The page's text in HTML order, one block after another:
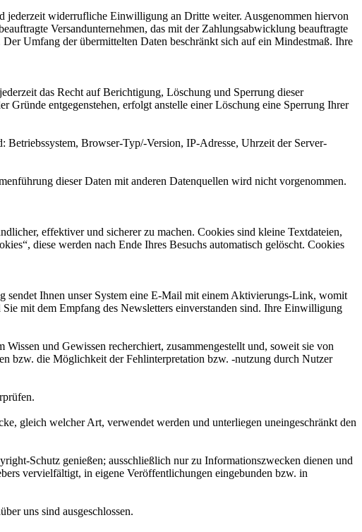
jederzeit widerrufliche Einwilligung an Dritte weiter. Ausgenommen hiervon
Versandunternehmen, das mit der Zahlungsabwicklung beauftragte
Umfang der übermittelten Daten beschränkt sich auf ein Mindestmaß. Ihre
das Recht auf Berichtigung, Löschung und Sperrung dieser
Gründe entgegenstehen, erfolgt anstelle einer Löschung eine Sperrung Ihrer
Browser-Typ/-Version, IP-Adresse, Uhrzeit der Server-
dieser Daten mit anderen Datenquellen wird nicht vorgenommen.
effektiver und sicherer zu machen. Cookies sind kleine Textdateien,
diese werden nach Ende Ihres Besuchs automatisch gelöscht. Cookies
sendet Ihnen unser System eine E-Mail mit einem Aktivierungs-Link, womit
mit dem Empfang des Newsletters einverstanden sind. Ihre Einwilligung
und Gewissen recherchiert, zusammengestellt und, soweit sie von
bzw. die Möglichkeit der Fehlinterpretation bzw. -nutzung durch Nutzer
gleich welcher Art, verwendet werden und unterliegen uneingeschränkt den
Schutz genießen; ausschließlich nur zu Informationszwecken dienen und
vervielfältigt, in eigene Veröffentlichungen eingebunden bzw. in
uns sind ausgeschlossen.